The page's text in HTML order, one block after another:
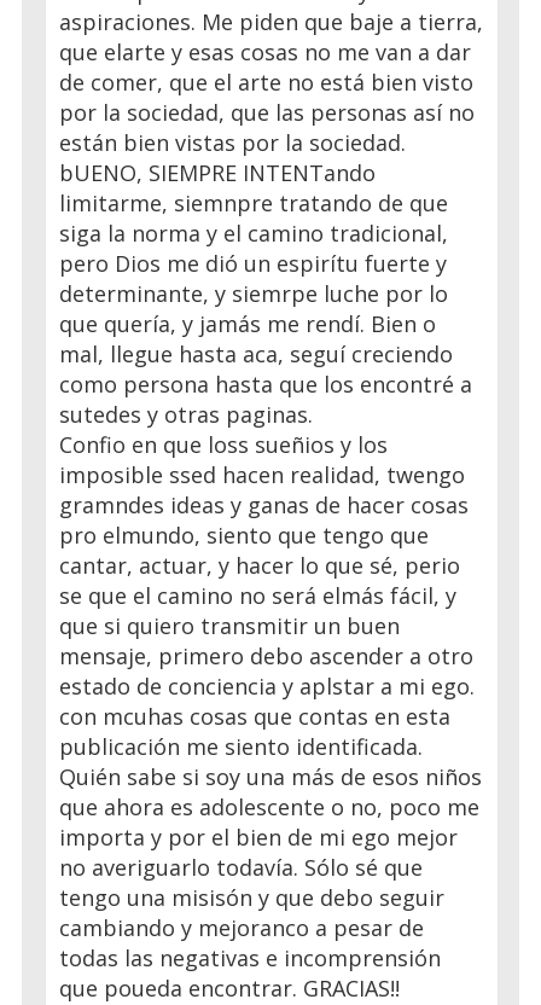
aspiraciones. Me piden que baje a tierra,
que elarte y esas cosas no me van a dar
de comer, que el arte no está bien visto
por la sociedad, que las personas así no
están bien vistas por la sociedad.
bUENO, SIEMPRE INTENTando
limitarme, siemnpre tratando de que
siga la norma y el camino tradicional,
pero Dios me dió un espirítu fuerte y
determinante, y siemrpe luche por lo
que quería, y jamás me rendí. Bien o
mal, llegue hasta aca, seguí creciendo
como persona hasta que los encontré a
sutedes y otras paginas.
Confio en que loss sueñios y los
imposible ssed hacen realidad, twengo
gramndes ideas y ganas de hacer cosas
pro elmundo, siento que tengo que
cantar, actuar, y hacer lo que sé, perio
se que el camino no será elmás fácil, y
que si quiero transmitir un buen
mensaje, primero debo ascender a otro
estado de conciencia y aplstar a mi ego.
con mcuhas cosas que contas en esta
publicación me siento identificada.
Quién sabe si soy una más de esos niños
que ahora es adolescente o no, poco me
importa y por el bien de mi ego mejor
no averiguarlo todavía. Sólo sé que
tengo una misisón y que debo seguir
cambiando y mejoranco a pesar de
todas las negativas e incomprensión
que poueda encontrar. GRACIAS!!